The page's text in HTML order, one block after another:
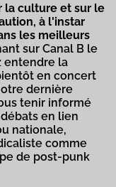
la culture et sur le
à l'instar
les meilleurs
sur Canal B le
entendre la
en concert
dernière
tenir informé
en lien
nationale,
comme
de post-punk